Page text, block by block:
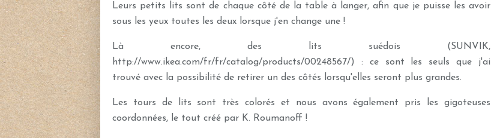
Leurs petits lits sont de chaque côté de la table à langer, afin que je puisse les avoir
sous les yeux toutes les deux lorsque j'en change une !
Là encore, des lits suédois (SUNVIK,
http://www.ikea.com/fr/fr/catalog/products/00248567/) : ce sont les seuls que j'ai
trouvé avec la possibilité de retirer un des côtés lorsqu'elles seront plus grandes.
Les tours de lits sont très colorés et nous avons également pris les gigoteuses
coordonnées, le tout créé par K. Roumanoff !